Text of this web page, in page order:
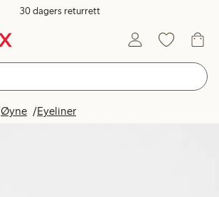
30 dagers returrett
Øyne Eyeliner